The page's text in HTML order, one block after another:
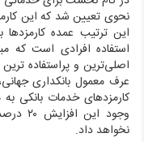
نحوی تعیین شد که این
این ترتیب عمده کارمزد‌ها
استفاده افرادی است که
اصلی‌ترین و پراستفاده
عرف معمول بانکداری
وجود
نخواهد داد.